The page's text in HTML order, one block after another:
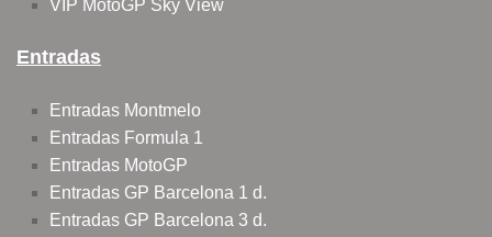
VIP MotoGP Sky View
Entradas
Entradas Montmelo
Entradas Formula 1
Entradas MotoGP
Entradas GP Barcelona 1 d.
Entradas GP Barcelona 3 d.